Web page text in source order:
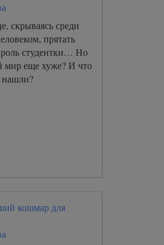
скрываясь среди
прятать
студентки… Но
мир еще хуже? И что
нашли?
кошмар для